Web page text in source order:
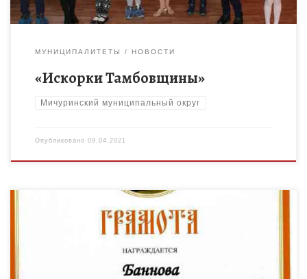
МУНИЦИПАЛИТЕТЫ НОВОСТИ
«Искорки Тамбовщины»
Мичуринский муниципальный округ
Опубликовано 09.04.2021
изобразительного и декоративно-прикладного искусства
«Тамбовские узоры», который состоялся при финансовой